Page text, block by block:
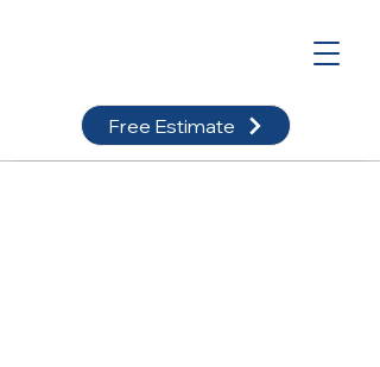
Free Estimate